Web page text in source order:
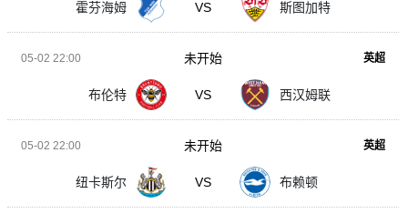
霍芬海姆 VS 斯图加特
05-02 22:00 英超
布伦特 VS 西汉姆联
未开始
05-02 22:00 英超
纽卡斯尔 VS 布赖顿
未开始